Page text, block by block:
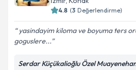
Kişisel verilerimin
kapsamda işlenmesini
4.8 (3 Değerlendirme)
yasindayim kiloma ve boyuma ters
goguslere...
Serdar Küçükalioğlu Özel